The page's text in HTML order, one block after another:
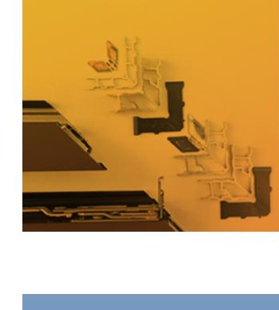
88平开窗
88平开窗是门窗技术新时代的门窗系统。可实现较
大的阳光进入并获得更多的太阳能，良好的操作及
可靠的功能。保养方便，牢固耐用。
宝贝详情